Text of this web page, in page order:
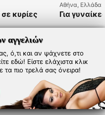
κυρίες
Αθήνα, Ελλάδα
Για
αγγελιών
ό,τι και αν ψάχνετε στο
εδώ! Είστε ελάχιστα κλικ
τα πιο τρελά σας όνειρα!